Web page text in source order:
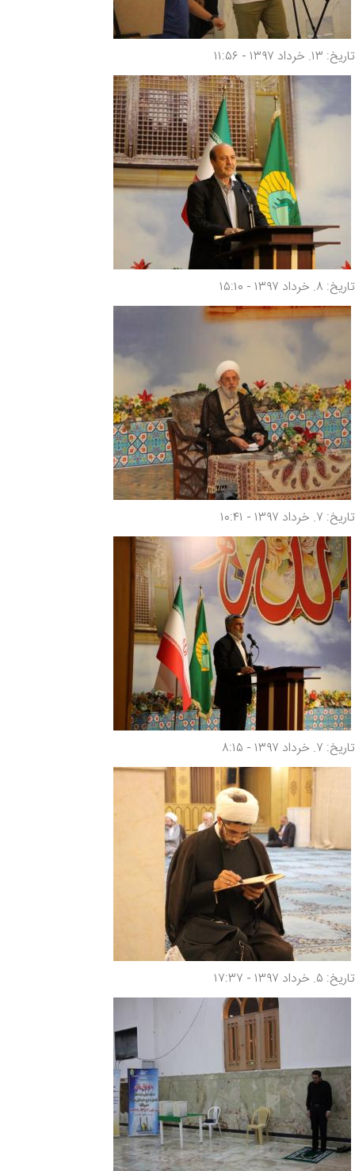
تاریخ: ۱۳. خرداد ۱۳۹۷ - ۱۱:۵۶
تاریخ: ۸. خرداد ۱۳۹۷ - ۱۵:۱۰
تاریخ: ۷. خرداد ۱۳۹۷ - ۱۰:۴۱
تاریخ: ۷. خرداد ۱۳۹۷ - ۸:۱۵
تاریخ: ۵. خرداد ۱۳۹۷ - ۱۷:۳۷